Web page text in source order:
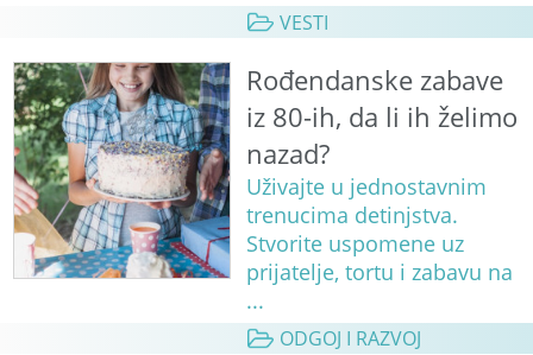
VESTI
Rođendanske zabave
iz 80-ih, da li ih želimo
nazad?
Uživajte u jednostavnim
trenucima detinjstva.
Stvorite uspomene uz
prijatelje, tortu i zabavu na
...
ODGOJ I RAZVOJ